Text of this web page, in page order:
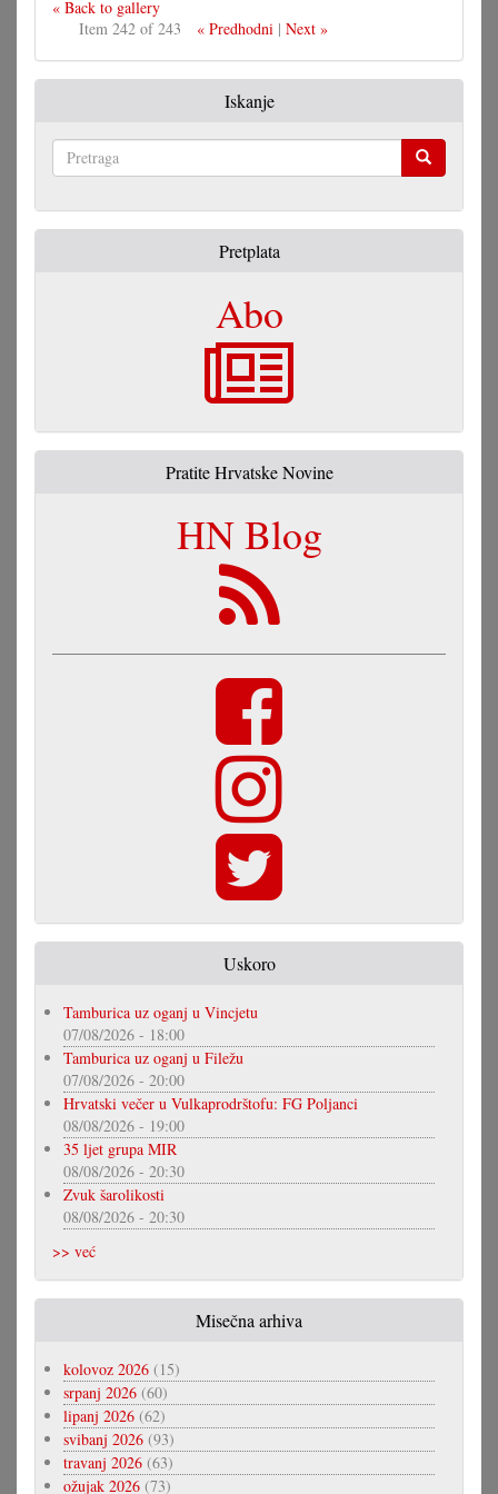
« Back to gallery
Item 242 of 243
« Predhodni| Next »
Iskanje
Pretplata
Abo
Pratite Hrvatske Novine
HN Blog
Uskoro
Tamburica uz oganj u Vincjetu
07/08/2026 - 18:00
Tamburica uz oganj u Filežu
07/08/2026 - 20:00
Hrvatski večer u Vulkaprodrštofu: FG Poljanci
08/08/2026 - 19:00
35 ljet grupa MIR
08/08/2026 - 20:30
Zvuk šarolikosti
08/08/2026 - 20:30
>> već
Misečna arhiva
kolovoz 2026 (15)
srpanj 2026 (60)
lipanj 2026 (62)
svibanj 2026 (93)
travanj 2026 (63)
ožujak 2026 (73)